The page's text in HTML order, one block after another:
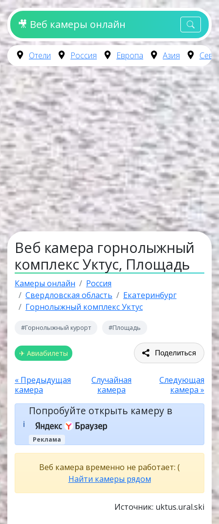
🎥 Веб камеры онлайн
Отели Россия Европа Азия
Веб камера горнолыжный
комплекс Уктус, Площадь
Камеры онлайн
Россия
Свердловская область
Екатеринбург
Горнолыжный комплекс Уктус
#Горнолыжный курорт #Площадь
✈ Авиабилеты Поделиться
« Предыдущая
камера
Случайная
камера
Следующая
камера »
ℹ️
Попробуйте открыть камеру в
Реклама
Веб камера временно не работает: (
Найти камеры рядом
Источник: uktus.ural.ski